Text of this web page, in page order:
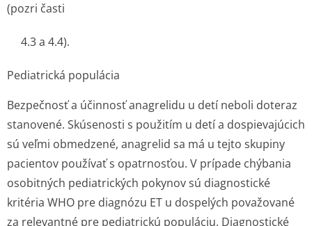
(pozri časti
4.3 a 4.4).
Pediatrická populácia
Bezpečnosť a účinnosť anagrelidu u detí neboli doteraz
stanovené. Skúsenosti s použitím u detí a dospievajúcich
sú veľmi obmedzené, anagrelid sa má u tejto skupiny
pacientov používať s opatrnosťou. V prípade chýbania
osobitných pediatrických pokynov sú diagnostické
kritéria WHO pre diagnózu ET u dospelých považované
za relevantné pre pediatrickú populáciu. Diagnostické